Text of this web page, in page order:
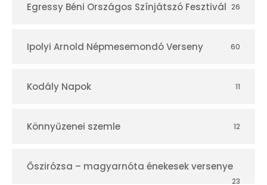
Egressy Béni Országos Színjátszó Fesztivál 26
Ipolyi Arnold Népmesemondó Verseny 60
Kodály Napok 11
Könnyűzenei szemle 12
Őszirózsa – magyarnóta énekesek versenye
23